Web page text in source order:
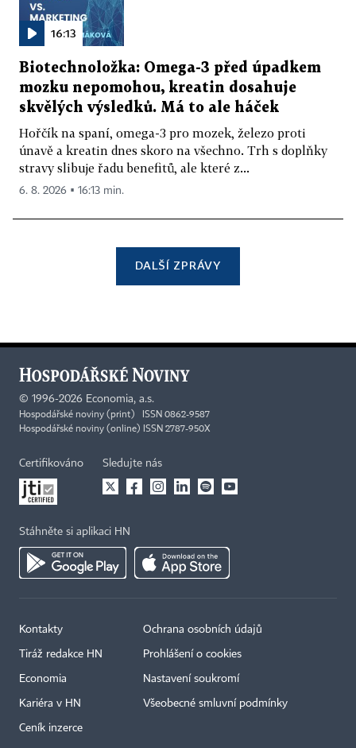
16:13
Biotechnoložka: Omega-3 před úpadkem
mozku nepomohou, kreatin dosahuje
skvělých výsledků. Má to ale háček
Hořčík na spaní, omega-3 pro mozek, železo proti
únavě a kreatin dnes skoro na všechno. Trh s doplňky
stravy slibuje řadu benefitů, ale které z...
6. 8. 2026 ▪ 16:13 min.
DALŠÍ ZPRÁVY
© 1996-2026 Economia, a.s.
Hospodářské noviny (print) ISSN 0862-9587
Hospodářské noviny (online) ISSN 2787-950X
Certifikováno Sledujte nás
Stáhněte si aplikaci HN
Kontakty
Tiráž redakce HN
Economia
Kariéra v HN
Ceník inzerce
Ochrana osobních údajů
Prohlášení o cookies
Nastavení soukromí
Všeobecné smluvní podmínky